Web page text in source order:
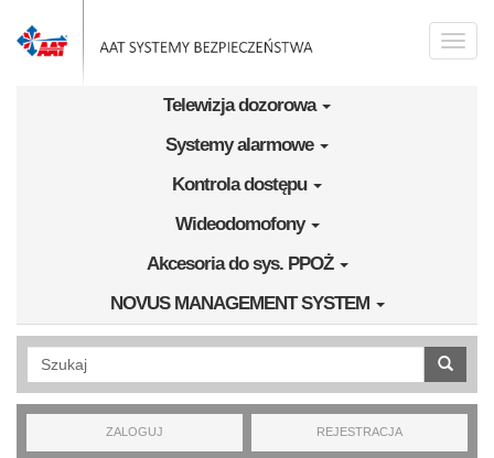
Toggle
Telewizja dozorowa
Systemy alarmowe
Kontrola dostępu
Wideodomofony
Akcesoria do sys. PPOŻ
NOVUS MANAGEMENT SYSTEM
Wyszukiwanie pełnotekstowe
ZALOGUJ REJESTRACJA